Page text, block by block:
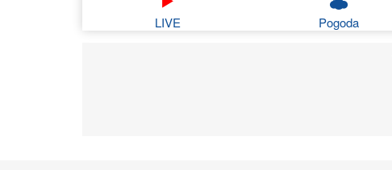
LIVE Pogoda